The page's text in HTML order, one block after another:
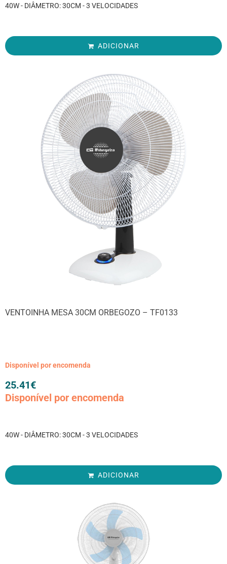
40W - DIÂMETRO: 30CM - 3 VELOCIDADES
ADICIONAR
VENTOINHA MESA 30CM ORBEGOZO – TF0133
Disponível por encomenda
25.41€
Disponível por encomenda
40W - DIÂMETRO: 30CM - 3 VELOCIDADES
ADICIONAR